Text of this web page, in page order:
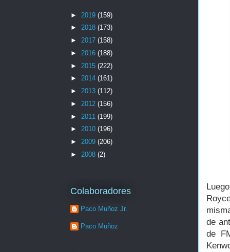
de
de
► 2019 (159)
► 2018 (173)
► 2017 (158)
► 2016 (188)
► 2015 (222)
► 2014 (161)
► 2013 (112)
► 2012 (156)
► 2011 (199)
► 2010 (196)
► 2009 (206)
► 2008 (2)
Colaboradores
Paco Muñoz Jr.
Paco Muñoz